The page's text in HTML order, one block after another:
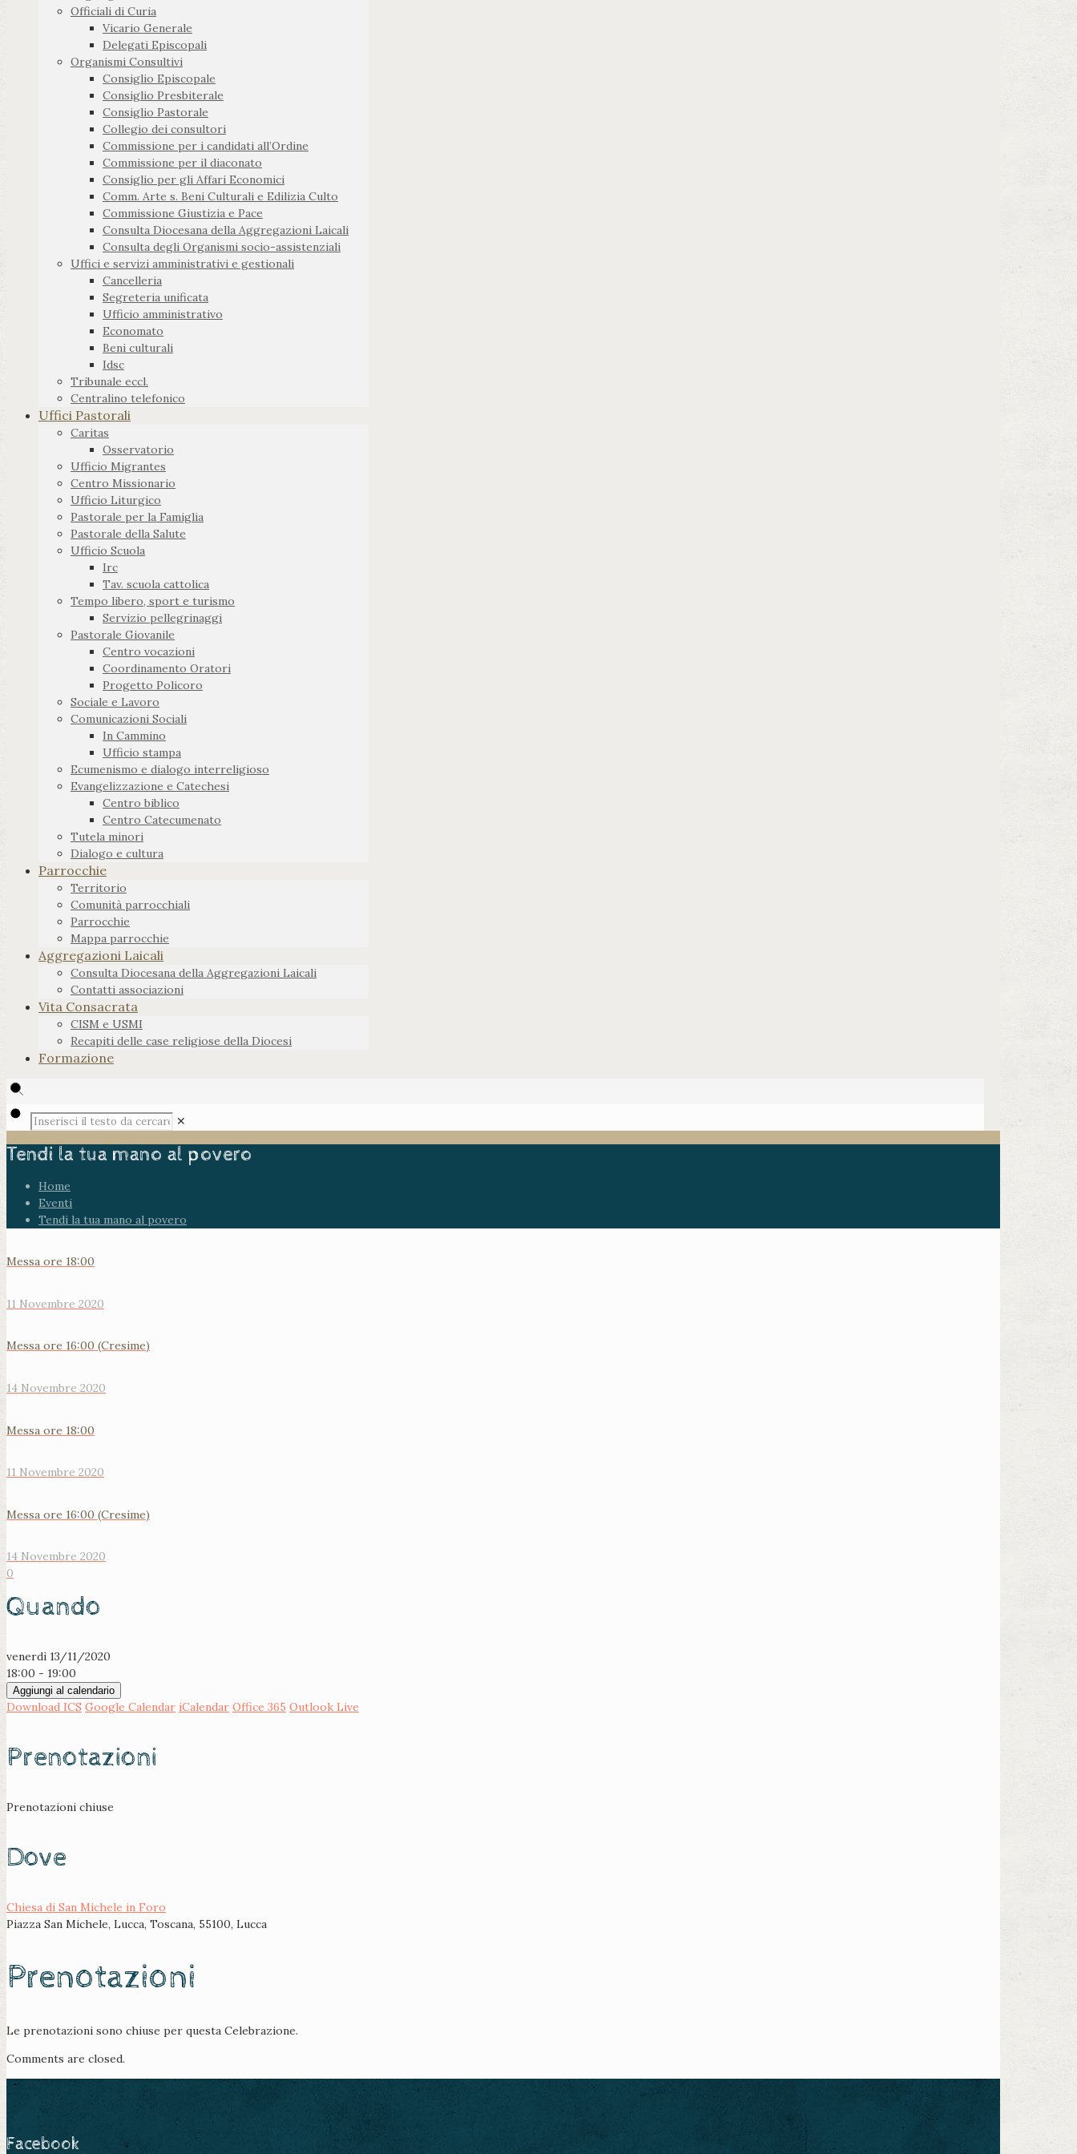
Officiali di Curia
Vicario Generale
Delegati Episcopali
Organismi Consultivi
Consiglio Episcopale
Consiglio Presbiterale
Consiglio Pastorale
Collegio dei consultori
Commissione per i candidati all’Ordine
Commissione per il diaconato
Consiglio per gli Affari Economici
Comm. Arte s. Beni Culturali e Edilizia Culto
Commissione Giustizia e Pace
Consulta Diocesana della Aggregazioni Laicali
Consulta degli Organismi socio-assistenziali
Uffici e servizi amministrativi e gestionali
Cancelleria
Segreteria unificata
Ufficio amministrativo
Economato
Beni culturali
Idsc
Tribunale eccl.
Centralino telefonico
Uffici Pastorali
Caritas
Osservatorio
Ufficio Migrantes
Centro Missionario
Ufficio Liturgico
Pastorale per la Famiglia
Pastorale della Salute
Ufficio Scuola
Irc
Tav. scuola cattolica
Tempo libero, sport e turismo
Servizio pellegrinaggi
Pastorale Giovanile
Centro vocazioni
Coordinamento Oratori
Progetto Policoro
Sociale e Lavoro
Comunicazioni Sociali
In Cammino
Ufficio stampa
Ecumenismo e dialogo interreligioso
Evangelizzazione e Catechesi
Centro biblico
Centro Catecumenato
Tutela minori
Dialogo e cultura
Parrocchie
Territorio
Comunità parrocchiali
Parrocchie
Mappa parrocchie
Aggregazioni Laicali
Consulta Diocesana della Aggregazioni Laicali
Contatti associazioni
Vita Consacrata
CISM e USMI
Recapiti delle case religiose della Diocesi
Formazione
✕
Tendi la tua mano al povero
Home
Eventi
Tendi la tua mano al povero
Messa ore 18:00
11 Novembre 2020
Messa ore 16:00 (Cresime)
14 Novembre 2020
Messa ore 18:00
11 Novembre 2020
Messa ore 16:00 (Cresime)
14 Novembre 2020
0
Quando
venerdì 13/11/2020
18:00 - 19:00
Aggiungi al calendario
Download ICS Google Calendar iCalendar Office 365 Outlook Live
Prenotazioni
Prenotazioni chiuse
Dove
Chiesa di San Michele in Foro
Piazza San Michele, Lucca, Toscana, 55100, Lucca
Prenotazioni
Le prenotazioni sono chiuse per questa Celebrazione.
Comments are closed.
Facebook